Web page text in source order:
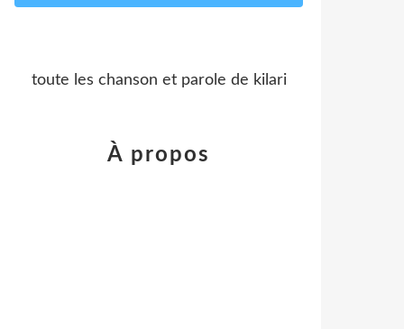
toute les chanson et parole de kilari
À propos